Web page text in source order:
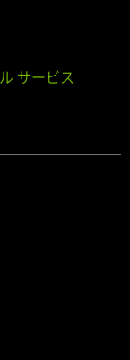
サービス